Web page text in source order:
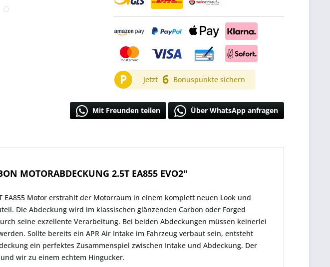
P Jetzt 6 Bonuspunkte sichern
Mit Freunden teilen Über WhatsApp anfragen
MOTORABDECKUNG 2.5T EA855 EVO2"
EA855 Motor erstrahlt der Motorraum in einem komplett neuen Look und
Die Abdeckung wird im klassischen glänzenden Carbon oder Forged
seine exzellente Verarbeitung. Bei beiden Abdeckungen müssen keinerlei
Sollte bereits ein APR Air Intake im Fahrzeug verbaut sein, entsteht
ein perfektes Zusammenspiel zwischen Intake und Abdeckung. Der
wir zu einem echtem Hingucker.